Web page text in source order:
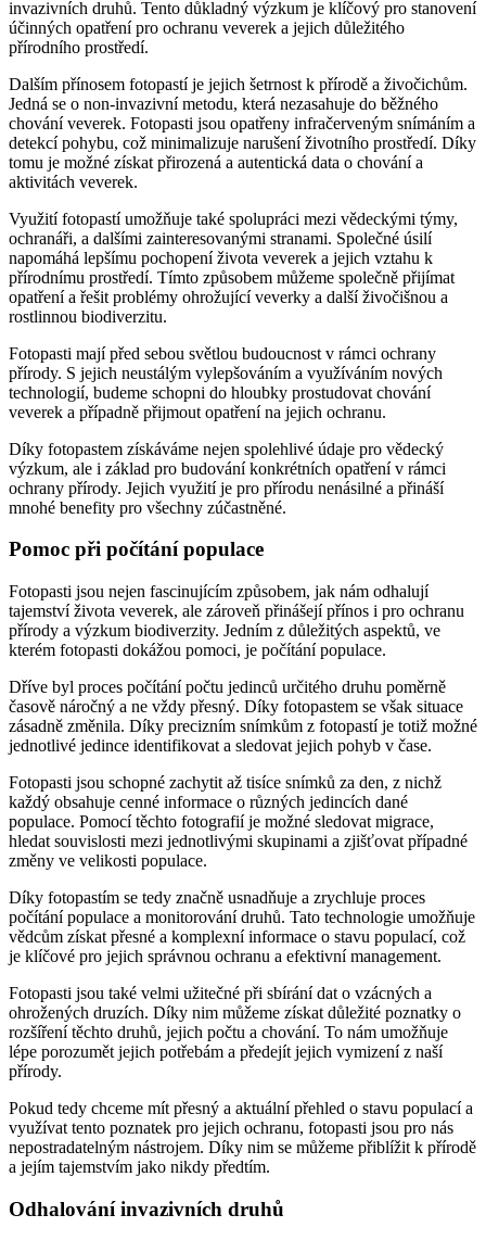
invazivních druhů. Tento důkladný výzkum je klíčový pro stanovení
účinných opatření pro ochranu veverek a jejich důležitého
přírodního prostředí.
Dalším přínosem fotopastí je jejich šetrnost k přírodě a živočichům.
Jedná se o non-invazivní metodu, která nezasahuje do běžného
chování veverek. Fotopasti jsou opatřeny infračerveným snímáním a
detekcí pohybu, což minimalizuje narušení životního prostředí. Díky
tomu je možné získat přirozená a autentická data o chování a
aktivitách veverek.
Využití fotopastí umožňuje také spolupráci mezi vědeckými týmy,
ochranáři, a dalšími zainteresovanými stranami. Společné úsilí
napomáhá lepšímu pochopení života veverek a jejich vztahu k
přírodnímu prostředí. Tímto způsobem můžeme společně přijímat
opatření a řešit problémy ohrožující veverky a další živočišnou a
rostlinnou biodiverzitu.
Fotopasti mají před sebou světlou budoucnost v rámci ochrany
přírody. S jejich neustálým vylepšováním a využíváním nových
technologií, budeme schopni do hloubky prostudovat chování
veverek a případně přijmout opatření na jejich ochranu.
Díky fotopastem získáváme nejen spolehlivé údaje pro vědecký
výzkum, ale i základ pro budování konkrétních opatření v rámci
ochrany přírody. Jejich využití je pro přírodu nenásilné a přináší
mnohé benefity pro všechny zúčastněné.
Pomoc při počítání populace
Fotopasti jsou nejen fascinujícím způsobem, jak nám odhalují
tajemství života veverek, ale zároveň přinášejí přínos i pro ochranu
přírody a výzkum biodiverzity. Jedním z důležitých aspektů, ve
kterém fotopasti dokážou pomoci, je počítání populace.
Dříve byl proces počítání počtu jedinců určitého druhu poměrně
časově náročný a ne vždy přesný. Díky fotopastem se však situace
zásadně změnila. Díky precizním snímkům z fotopastí je totiž možné
jednotlivé jedince identifikovat a sledovat jejich pohyb v čase.
Fotopasti jsou schopné zachytit až tisíce snímků za den, z nichž
každý obsahuje cenné informace o různých jedincích dané
populace. Pomocí těchto fotografií je možné sledovat migrace,
hledat souvislosti mezi jednotlivými skupinami a zjišťovat případné
změny ve velikosti populace.
Díky fotopastím se tedy značně usnadňuje a zrychluje proces
počítání populace a monitorování druhů. Tato technologie umožňuje
vědcům získat přesné a komplexní informace o stavu populací, což
je klíčové pro jejich správnou ochranu a efektivní management.
Fotopasti jsou také velmi užitečné při sbírání dat o vzácných a
ohrožených druzích. Díky nim můžeme získat důležité poznatky o
rozšíření těchto druhů, jejich počtu a chování. To nám umožňuje
lépe porozumět jejich potřebám a předejít jejich vymizení z naší
přírody.
Pokud tedy chceme mít přesný a aktuální přehled o stavu populací a
využívat tento poznatek pro jejich ochranu, fotopasti jsou pro nás
nepostradatelným nástrojem. Díky nim se můžeme přiblížit k přírodě
a jejím tajemstvím jako nikdy předtím.
Odhalování invazivních druhů